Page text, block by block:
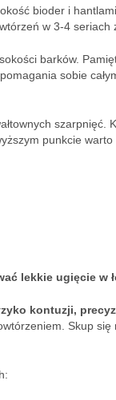
bioder i hantlami
w 3-4 seriach
barków.
sobie
szarpnięć.
punkcie
lekkie ugięcie w
kontuzji,
Skup